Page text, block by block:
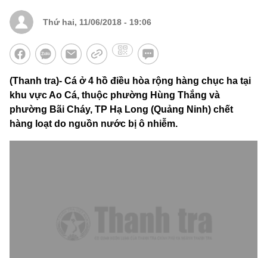
Thứ hai, 11/06/2018 - 19:06
(Thanh tra)- Cá ở 4 hồ điều hòa rộng hàng chục ha tại
khu vực Ao Cá, thuộc phường Hùng Thắng và
phường Bãi Cháy, TP Hạ Long (Quảng Ninh) chết
hàng loạt do nguồn nước bị ô nhiễm.